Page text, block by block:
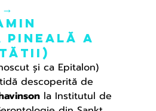
pineală a
și ca Epitalon)
descoperită de
la Institutul de